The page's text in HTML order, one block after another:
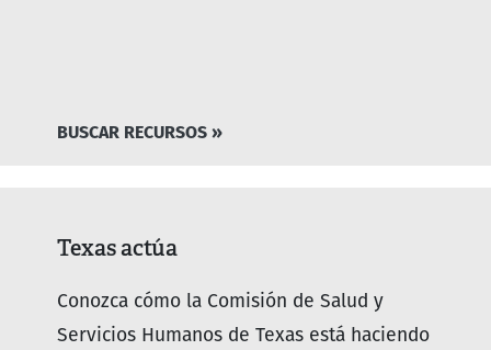
BUSCAR RECURSOS »
Texas actúa
Conozca cómo la Comisión de Salud y
Servicios Humanos de Texas está haciendo